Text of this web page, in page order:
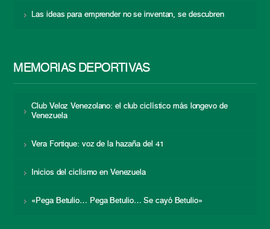
Las ideas para emprender no se inventan, se descubren
MEMORIAS DEPORTIVAS
Club Veloz Venezolano: el club ciclístico más longevo de
Venezuela
Vera Fortique: voz de la hazaña del 41
Inicios del ciclismo en Venezuela
«Pega Betulio… Pega Betulio… Se cayó Betulio»